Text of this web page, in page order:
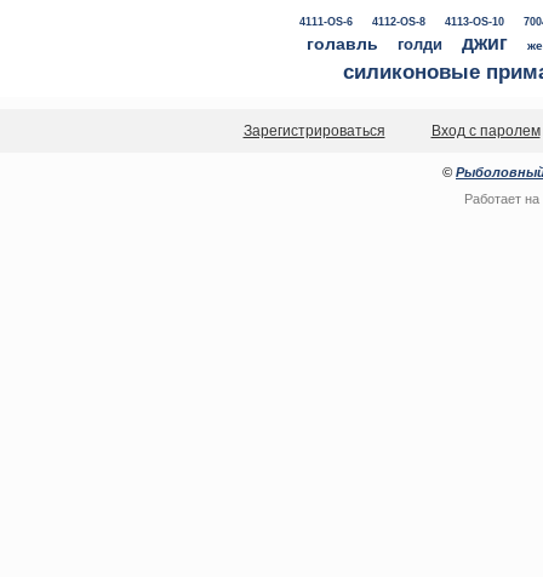
4111-OS-6 4112-OS-8 4113-OS-10
голавль голди джиг
силиконовые
Зарегистрироваться Вход с паролем
© Рыболовный
Работает